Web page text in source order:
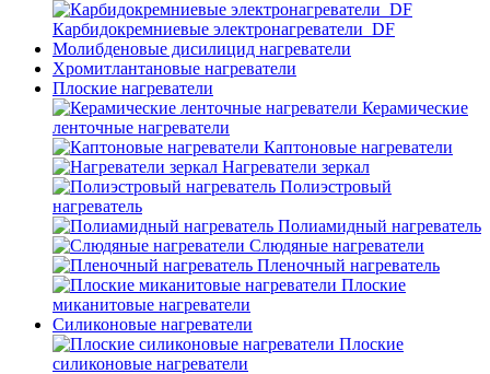
Карбидокремниевые электронагреватели_DF
Молибденовые дисилицид нагреватели
Хромитлантановые нагреватели
Плоские нагреватели
Керамические
ленточные нагреватели
Каптоновые нагреватели
Нагреватели зеркал
Полиэстровый
нагреватель
Полиамидный нагреватель
Слюдяные нагреватели
Пленочный нагреватель
Плоские
миканитовые нагреватели
Силиконовые нагреватели
Плоские
силиконовые нагреватели